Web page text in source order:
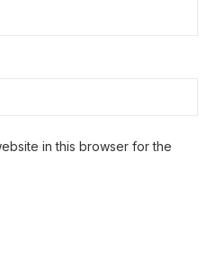
in this browser for the